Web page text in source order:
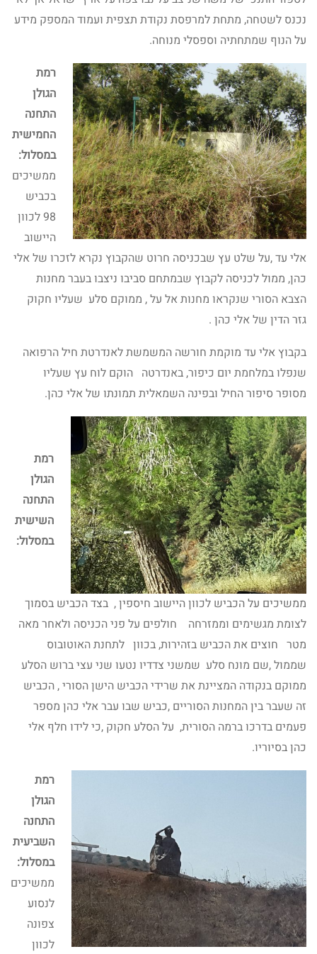
נכנס לשטחה, מתחת למרפסת נקודת תצפית ועמוד המספק מידע
על הנוף שמתחתיה וספסלי מנוחה.
רמת
הגולן
התחנה
החמישית
במסלול:
ממשיכים
בכביש
98 לכוון
היישוב
אלי עד ,על שלט עץ שבכניסה חרוט שהקבוץ נקרא לזכרו של אלי
כהן, ממול לכניסה לקבוץ שבמתחם סביבו ניצבו בעבר מחנות
הצבא הסורי שנקראו מחנות אל על , ממוקם סלע שעליו חקוק
גזר הדין של אלי כהן .
בקבוץ אלי עד מוקמת חורשה המשמשת לאנדרטת חיל הרפואה
שנפלו במלחמת יום כיפור, באנדרטה הוקם לוח עץ שעליו
מסופר סיפור החיל ובפינה השמאלית תמונתו של אלי כהן.
רמת
הגולן
התחנה
השישית
במסלול:
ממשיכים על הכביש לכוון היישוב חיספין , בצד הכביש בסמוך
לצומת מגשימים וממזרחה חולפים על פני הכניסה ולאחר מאה
מטר חוצים את הכביש בזהירות, בכוון לתחנת האוטובוס
שממול ,שם מונח סלע שמשני צדדיו נטעו שני עצי ברוש הסלע
ממוקם בנקודה המציינת את שרידי הכביש הישן הסורי , הכביש
זה שעבר בין המחנות הסוריים ,כביש שבו עבר אלי כהן מספר
פעמים בדרכו ברמה הסורית, על הסלע חקוק ,כי לידו חלף אלי
כהן בסיוריו.
רמת
הגולן
התחנה
השביעית
במסלול:
ממשיכים
לנסוע
צפונה
לכוון